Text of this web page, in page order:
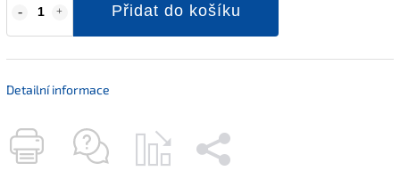
Přidat do košíku
Detailní informace